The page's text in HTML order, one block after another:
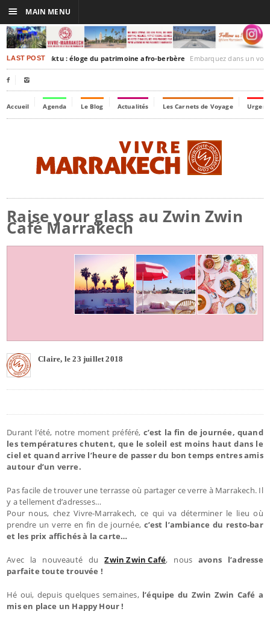
LAST POSTTimbuktu : éloge du patrimoine afro-berbère Embarquez dans un voyage culturel dans le
 
Accueil Agenda Le Blog Actualités Les Carnets de Voyage
Raise your glass au Zwin Zwin
Café Marrakech
Claire, le 23 juillet 2018
Durant l’été, notre moment préféré, c’est la fin de journée, quand
les températures chutent, que le soleil est moins haut dans le
ciel et quand arrive l’heure de passer du bon temps entres amis
autour d’un verre.
Pas facile de trouver une terrasse où partager ce verre à Marrakech. Il
y a tellement d’adresses…
Pour nous, chez Vivre-Marrakech, ce qui va déterminer le lieu où
prendre un verre en fin de journée, c’est l’ambiance du resto-bar
et les prix affichés à la carte…
Avec la nouveauté duZwin Zwin Café, nousavons l’adresse
parfaite toute trouvée !
Hé oui, depuis quelques semaines, l’équipe du Zwin Zwin Café a
mis en place un Happy Hour !
☰ MAIN MENU